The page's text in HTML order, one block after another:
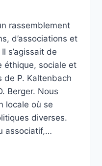
rassemblement
d’associations et
s’agissait de
éthique, sociale et
de P. Kaltenbach
Berger. Nous
locale où se
diverses.
associatif,…